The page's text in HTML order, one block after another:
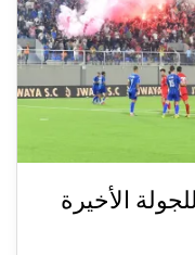
الأخيرة